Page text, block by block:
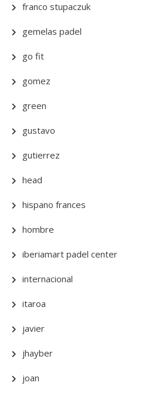
franco stupaczuk
gemelas padel
go fit
gomez
green
gustavo
gutierrez
head
hispano frances
hombre
iberiamart padel center
internacional
itaroa
javier
jhayber
joan